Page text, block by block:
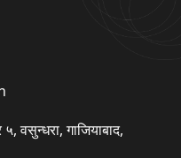
वसुन्धरा, गाजियाबाद,